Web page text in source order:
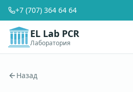
+7 (707) 364 64 64
EL Lab PCR
Лаборатория
Назад